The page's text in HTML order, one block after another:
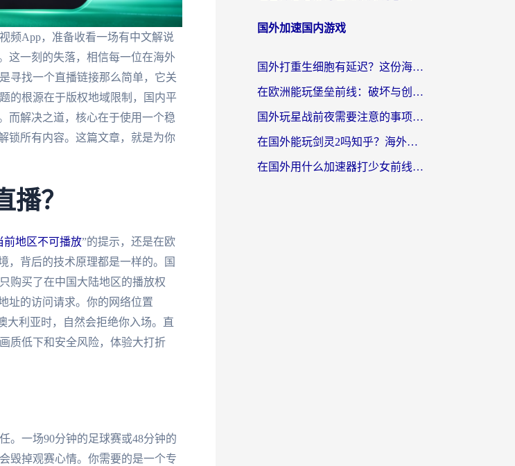
频App，准备收看一场有中文解说
这一刻的失落，相信每一位在海外
寻找一个直播链接那么简单，它关
的根源在于版权地域限制，国内平
而解决之道，核心在于使用一个稳
锁所有内容。这篇文章，就是为你
？
前地区不可播放”的提示，还是在欧
，背后的技术原理都是一样的。国
购买了在中国大陆地区的播放权
址的访问请求。你的网络位置
大利亚时，自然会拒绝你入场。直
质低下和安全风险，体验大打折
。一场90分钟的足球赛或48分钟的
毁掉观赛心情。你需要的是一个专
国外加速国内游戏
国外打重生细胞有延迟？这份海外畅玩国服游戏加速器终极指南请收好
在欧洲能玩堡垒前线：破坏与创造吗？海外党国服游戏不卡顿的秘密
国外玩星战前夜需要注意的事项：一份来自老玩家的网络生存指南
在国外能玩剑灵2吗知乎？海外党亲测有效的国服游戏加速指南
在国外用什么加速器打少女前线：云图计划不卡？一个老玩家的掏心分享